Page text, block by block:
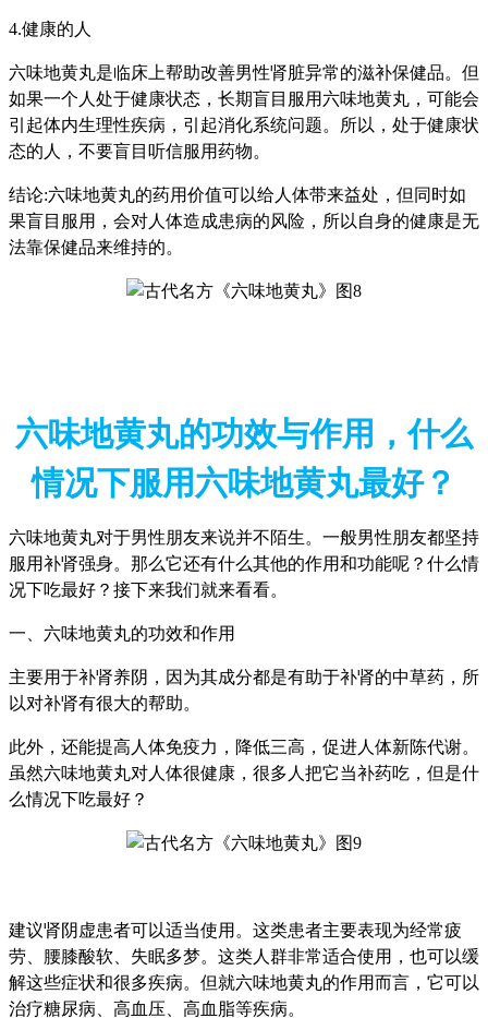
4.健康的人
六味地黄丸是临床上帮助改善男性肾脏异常的滋补保健品。但
如果一个人处于健康状态，长期盲目服用六味地黄丸，可能会
引起体内生理性疾病，引起消化系统问题。所以，处于健康状
态的人，不要盲目听信服用药物。
结论:六味地黄丸的药用价值可以给人体带来益处，但同时如
果盲目服用，会对人体造成患病的风险，所以自身的健康是无
法靠保健品来维持的。
六味地黄丸的功效与作用，什么
情况下服用六味地黄丸最好？
六味地黄丸对于男性朋友来说并不陌生。一般男性朋友都坚持
服用补肾强身。那么它还有什么其他的作用和功能呢？什么情
况下吃最好？接下来我们就来看看。
一、六味地黄丸的功效和作用
主要用于补肾养阴，因为其成分都是有助于补肾的中草药，所
以对补肾有很大的帮助。
此外，还能提高人体免疫力，降低三高，促进人体新陈代谢。
虽然六味地黄丸对人体很健康，很多人把它当补药吃，但是什
么情况下吃最好？
建议肾阴虚患者可以适当使用。这类患者主要表现为经常疲
劳、腰膝酸软、失眠多梦。这类人群非常适合使用，也可以缓
解这些症状和很多疾病。但就六味地黄丸的作用而言，它可以
治疗糖尿病、高血压、高血脂等疾病。